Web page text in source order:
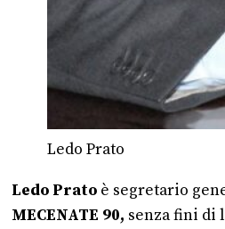
Ledo Prato
Ledo Prato è segretario
MECENATE 90, senza fini di